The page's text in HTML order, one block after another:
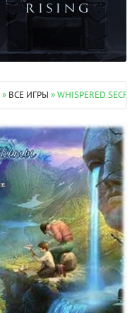
» ВСЕ ИГРЫ » WHISPERED